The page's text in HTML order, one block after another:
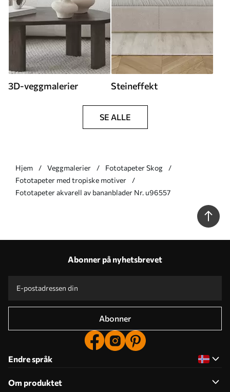
3D-veggmalerier Steineffekt
SE ALLE
Hjem Veggmalerier
Fototapeter Skog
Fototapeter med tropiske motiver
Fototapeter akvarell av bananblader Nr. u96557
Abonner på nyhetsbrevet
Abonner
Endre språk
Om produktet